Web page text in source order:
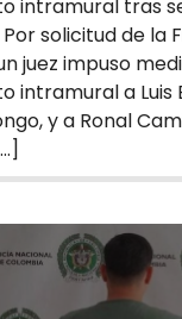
intramural tras
solicitud de la
juez impuso
intramural a Luis
y a Ronal